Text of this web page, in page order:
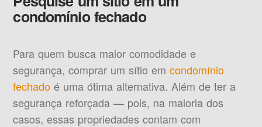
condomínio fechado
Para quem busca maior comodidade e
segurança, comprar um sítio emcondomínio
fechado é uma ótima alternativa. Além de ter a
segurança reforçada — pois, na maioria dos
casos, essas propriedades contam com